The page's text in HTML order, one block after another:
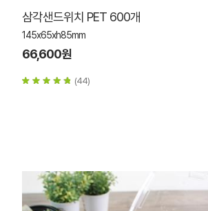
삼각샌드위치 PET 600개
145x65xh85mm
66,600원
(44)